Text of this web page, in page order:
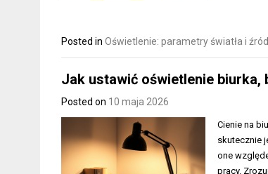
Posted in Oświetlenie: parametry światła i
Jak ustawić oświetlenie
Posted on 10 maja 2026
Cienie na
skutecznie
one
pracy.